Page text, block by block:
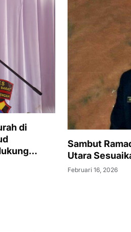
di
Sambut
Utara
Februari 16, 2026